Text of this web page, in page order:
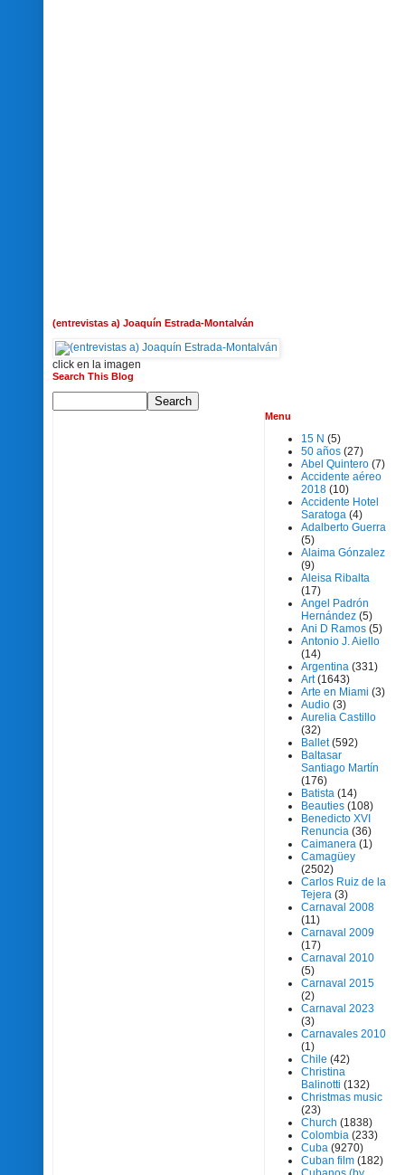
(entrevistas a) Joaquín Estrada-Montalván
click en la imagen
Search This Blog
Menu
15 N (5)
50 años (27)
Abel Quintero (7)
Accidente aéreo
2018 (10)
Accidente Hotel
Saratoga (4)
Adalberto Guerra
(5)
Alaima Gónzalez
(9)
Aleisa Ribalta
(17)
Angel Padrón
Hernández (5)
Ani D Ramos (5)
Antonio J. Aiello
(14)
Argentina (331)
Art (1643)
Arte en Miami (3)
Audio (3)
Aurelia Castillo
(32)
Ballet (592)
Baltasar
Santiago Martín
(176)
Batista (14)
Beauties (108)
Benedicto XVI
Renuncia (36)
Caimanera (1)
Camagüey
(2502)
Carlos Ruiz de la
Tejera (3)
Carnaval 2008
(11)
Carnaval 2009
(17)
Carnaval 2010
(5)
Carnaval 2015
(2)
Carnaval 2023
(3)
Carnavales 2010
(1)
Chile (42)
Christina
Balinotti (132)
Christmas music
(23)
Church (1838)
Colombia (233)
Cuba (9270)
Cuban film (182)